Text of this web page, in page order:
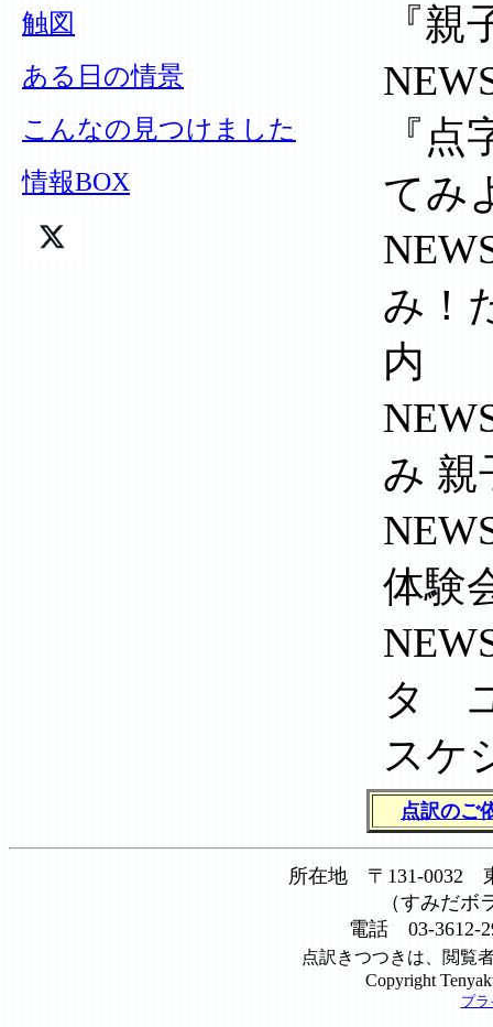
触図
ある日の情景
こんなの見つけました
情報BOX
『親
『点
てみ
み！
内
み 親
体験
タ
スケ
点訳のご
所在地 〒131-0032
（すみだボ
電話 03-
点訳きつつきは、閲覧
Copyright
プ